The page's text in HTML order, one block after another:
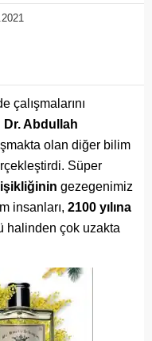
çalışmalarını
Dr. Abdullah
olan diğer bilim
Süper
gezegenimiz
insanları, 2100 yılına
halinden çok uzakta